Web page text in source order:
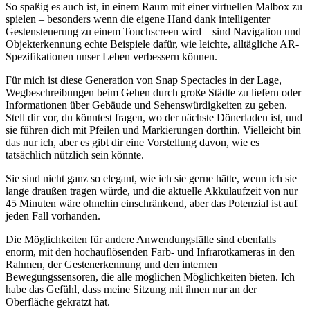
So spaßig es auch ist, in einem Raum mit einer virtuellen Malbox zu
spielen – besonders wenn die eigene Hand dank intelligenter
Gestensteuerung zu einem Touchscreen wird – sind Navigation und
Objekterkennung echte Beispiele dafür, wie leichte, alltägliche AR-
Spezifikationen unser Leben verbessern können.
Für mich ist diese Generation von Snap Spectacles in der Lage,
Wegbeschreibungen beim Gehen durch große Städte zu liefern oder
Informationen über Gebäude und Sehenswürdigkeiten zu geben.
Stell dir vor, du könntest fragen, wo der nächste Dönerladen ist, und
sie führen dich mit Pfeilen und Markierungen dorthin. Vielleicht bin
das nur ich, aber es gibt dir eine Vorstellung davon, wie es
tatsächlich nützlich sein könnte.
Sie sind nicht ganz so elegant, wie ich sie gerne hätte, wenn ich sie
lange draußen tragen würde, und die aktuelle Akkulaufzeit von nur
45 Minuten wäre ohnehin einschränkend, aber das Potenzial ist auf
jeden Fall vorhanden.
Die Möglichkeiten für andere Anwendungsfälle sind ebenfalls
enorm, mit den hochauflösenden Farb- und Infrarotkameras in den
Rahmen, der Gestenerkennung und den internen
Bewegungssensoren, die alle möglichen Möglichkeiten bieten. Ich
habe das Gefühl, dass meine Sitzung mit ihnen nur an der
Oberfläche gekratzt hat.